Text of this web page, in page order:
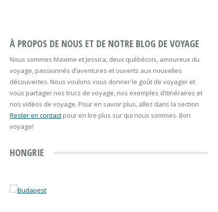
À PROPOS DE NOUS ET DE NOTRE BLOG DE VOYAGE
Nous sommes Maxime et Jessica, deux québécois, amoureux du
voyage, passionnés d’aventures et ouverts aux nouvelles
découvertes. Nous voulons vous donner le goût de voyager et
vous partager nos trucs de voyage, nos exemples d’itinéraires et
nos vidéos de voyage. Pour en savoir plus, allez dans la section
Rester en contact pour en lire plus sur qui nous sommes. Bon
voyage!
HONGRIE